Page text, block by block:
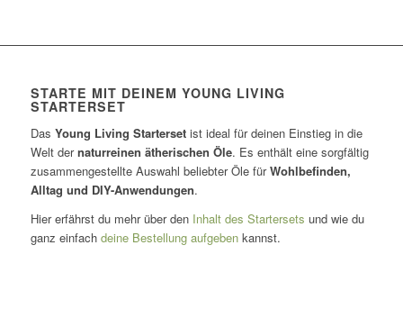
STARTE MIT DEINEM YOUNG LIVING
STARTERSET
Das Young Living Startersetist ideal für deinen Einstieg in die
Welt dernaturreinen ätherischen Öle. Es enthält eine sorgfältig
zusammengestellte Auswahl beliebter Öle fürWohlbefinden,
Alltag und DIY-Anwendungen.
Hier erfährst du mehr über den Inhalt des Startersets und wie du
ganz einfach deine Bestellung aufgebenkannst.